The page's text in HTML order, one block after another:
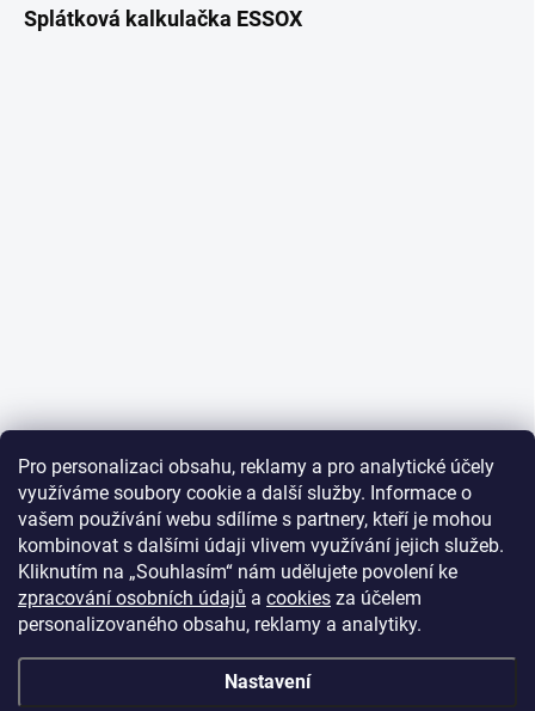
Pro personalizaci obsahu, reklamy a pro analytické účely
využíváme soubory cookie a další služby. Informace o
vašem používání webu sdílíme s partnery, kteří je mohou
kombinovat s dalšími údaji vlivem využívání jejich služeb.
Kliknutím na „Souhlasím“ nám udělujete povolení ke
zpracování osobních údajů a cookies za účelem
personalizovaného obsahu, reklamy a analytiky.
Nastavení
Splátková kalkulačka ESSOX